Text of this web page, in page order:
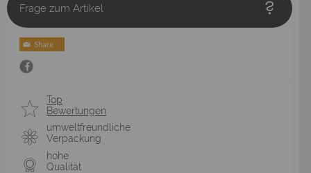
Frage zum Artikel
Top
Bewertungen
umweltfreundliche
Verpackung
hohe
Qualität